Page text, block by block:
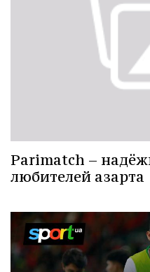
Parimatch –
любителей азарта